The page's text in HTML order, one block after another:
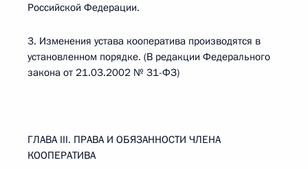
Российской Федерации.
3. Изменения устава кооператива производятся в
установленном порядке. (В редакции Федерального
закона от 21.03.2002 № 31-ФЗ)
ГЛАВА III. ПРАВА И ОБЯЗАННОСТИ ЧЛЕНА
КООПЕРАТИВА